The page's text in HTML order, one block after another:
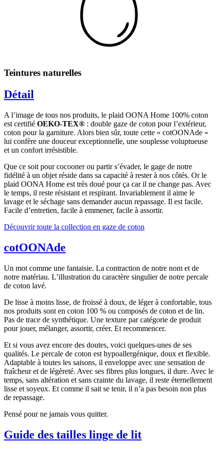
Teintures naturelles
Détail
A l’image de tous nos produits, le plaid OONA Home 100% coton
est certifié OEKO-TEX® : double gaze de coton pour l’extérieur,
coton pour la garniture. Alors bien sûr, toute cette « cotOONAde »
lui confère une douceur exceptionnelle, une souplesse voluptueuse
et un confort irrésistible.
Que ce soit pour cocooner ou partir s’évader, le gage de notre
fidélité à un objet réside dans sa capacité à rester à nos côtés. Or le
plaid OONA Home est très doué pour ça car il ne change pas. Avec
le temps, il reste résistant et respirant. Invariablement il aime le
lavage et le séchage sans demander aucun repassage. Il est facile.
Facile d’entretien, facile à emmener, facile à assortir.
Découvrir toute la collection en gaze de coton
cotOONAde
Un mot comme une fantaisie. La contraction de notre nom et de
notre matériau. L’illustration du caractère singulier de notre percale
de coton lavé.
De lisse à moins lisse, de froissé à doux, de léger à confortable, tous
nos produits sont en coton 100 % ou composés de coton et de lin.
Pas de trace de synthétique. Une texture par catégorie de produit
pour jouer, mélanger, assortir, créer. Et recommencer.
Et si vous avez encore des doutes, voici quelques-unes de ses
qualités. Le percale de coton est hypoallergénique, doux et flexible.
Adaptable à toutes les saisons, il enveloppe avec une sensation de
fraîcheur et de légèreté. Avec ses fibres plus longues, il dure. Avec le
temps, sans altération et sans crainte du lavage, il reste éternellement
lisse et soyeux. Et comme il sait se tenir, il n’a pas besoin non plus
de repassage.
Pensé pour ne jamais vous quitter.
Guide des tailles linge de lit